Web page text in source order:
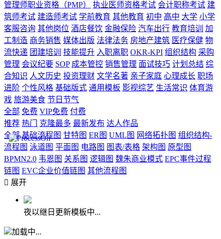
管理师职业资格（PMP）
执业医师资格考试 会计职称考试 建
筑师考试 建造师考试 学前教育 其他教育 初中 高中 大学 小学
客服咨询 其他岗位 酒店餐饮 金融保险 汽车出行 教育培训
加
工制造 商务销售 媒体出版 法律法务 房地产建筑 医疗保健 物
流快递 团建培训 技能提升 入职离职 OKR-KPI 组织结构 采购
管理 会议纪要 SOP 成本管控 销售管理 面试技巧 计划总结 综
合知识 人文历史 投资理财 文学名著 亲子家庭 心理成长 职场
进阶 个性风格 基础版式 通用模板 影视综艺 生活常识 体育游
戏 旅游美食 节日节气
全部 免费 VIP免费 付费
推荐 热门 克隆最多 最新发布 达人作品
全部 基础流程图 甘特图 ER图 UML图 网络拓扑图 组织结构-
流程图 泳道图 平面图 电路图 图表/表格 架构图 原型图
BPMN2.0 韦恩图 关系图 逻辑图 魏朱商业模式 EPC事件过程
链图 EVC企业价值链图 其他流程图
 展开
夜以继日更新模板中...
加载中...